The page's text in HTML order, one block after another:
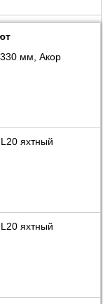
мм, Акор
яхтный
яхтный